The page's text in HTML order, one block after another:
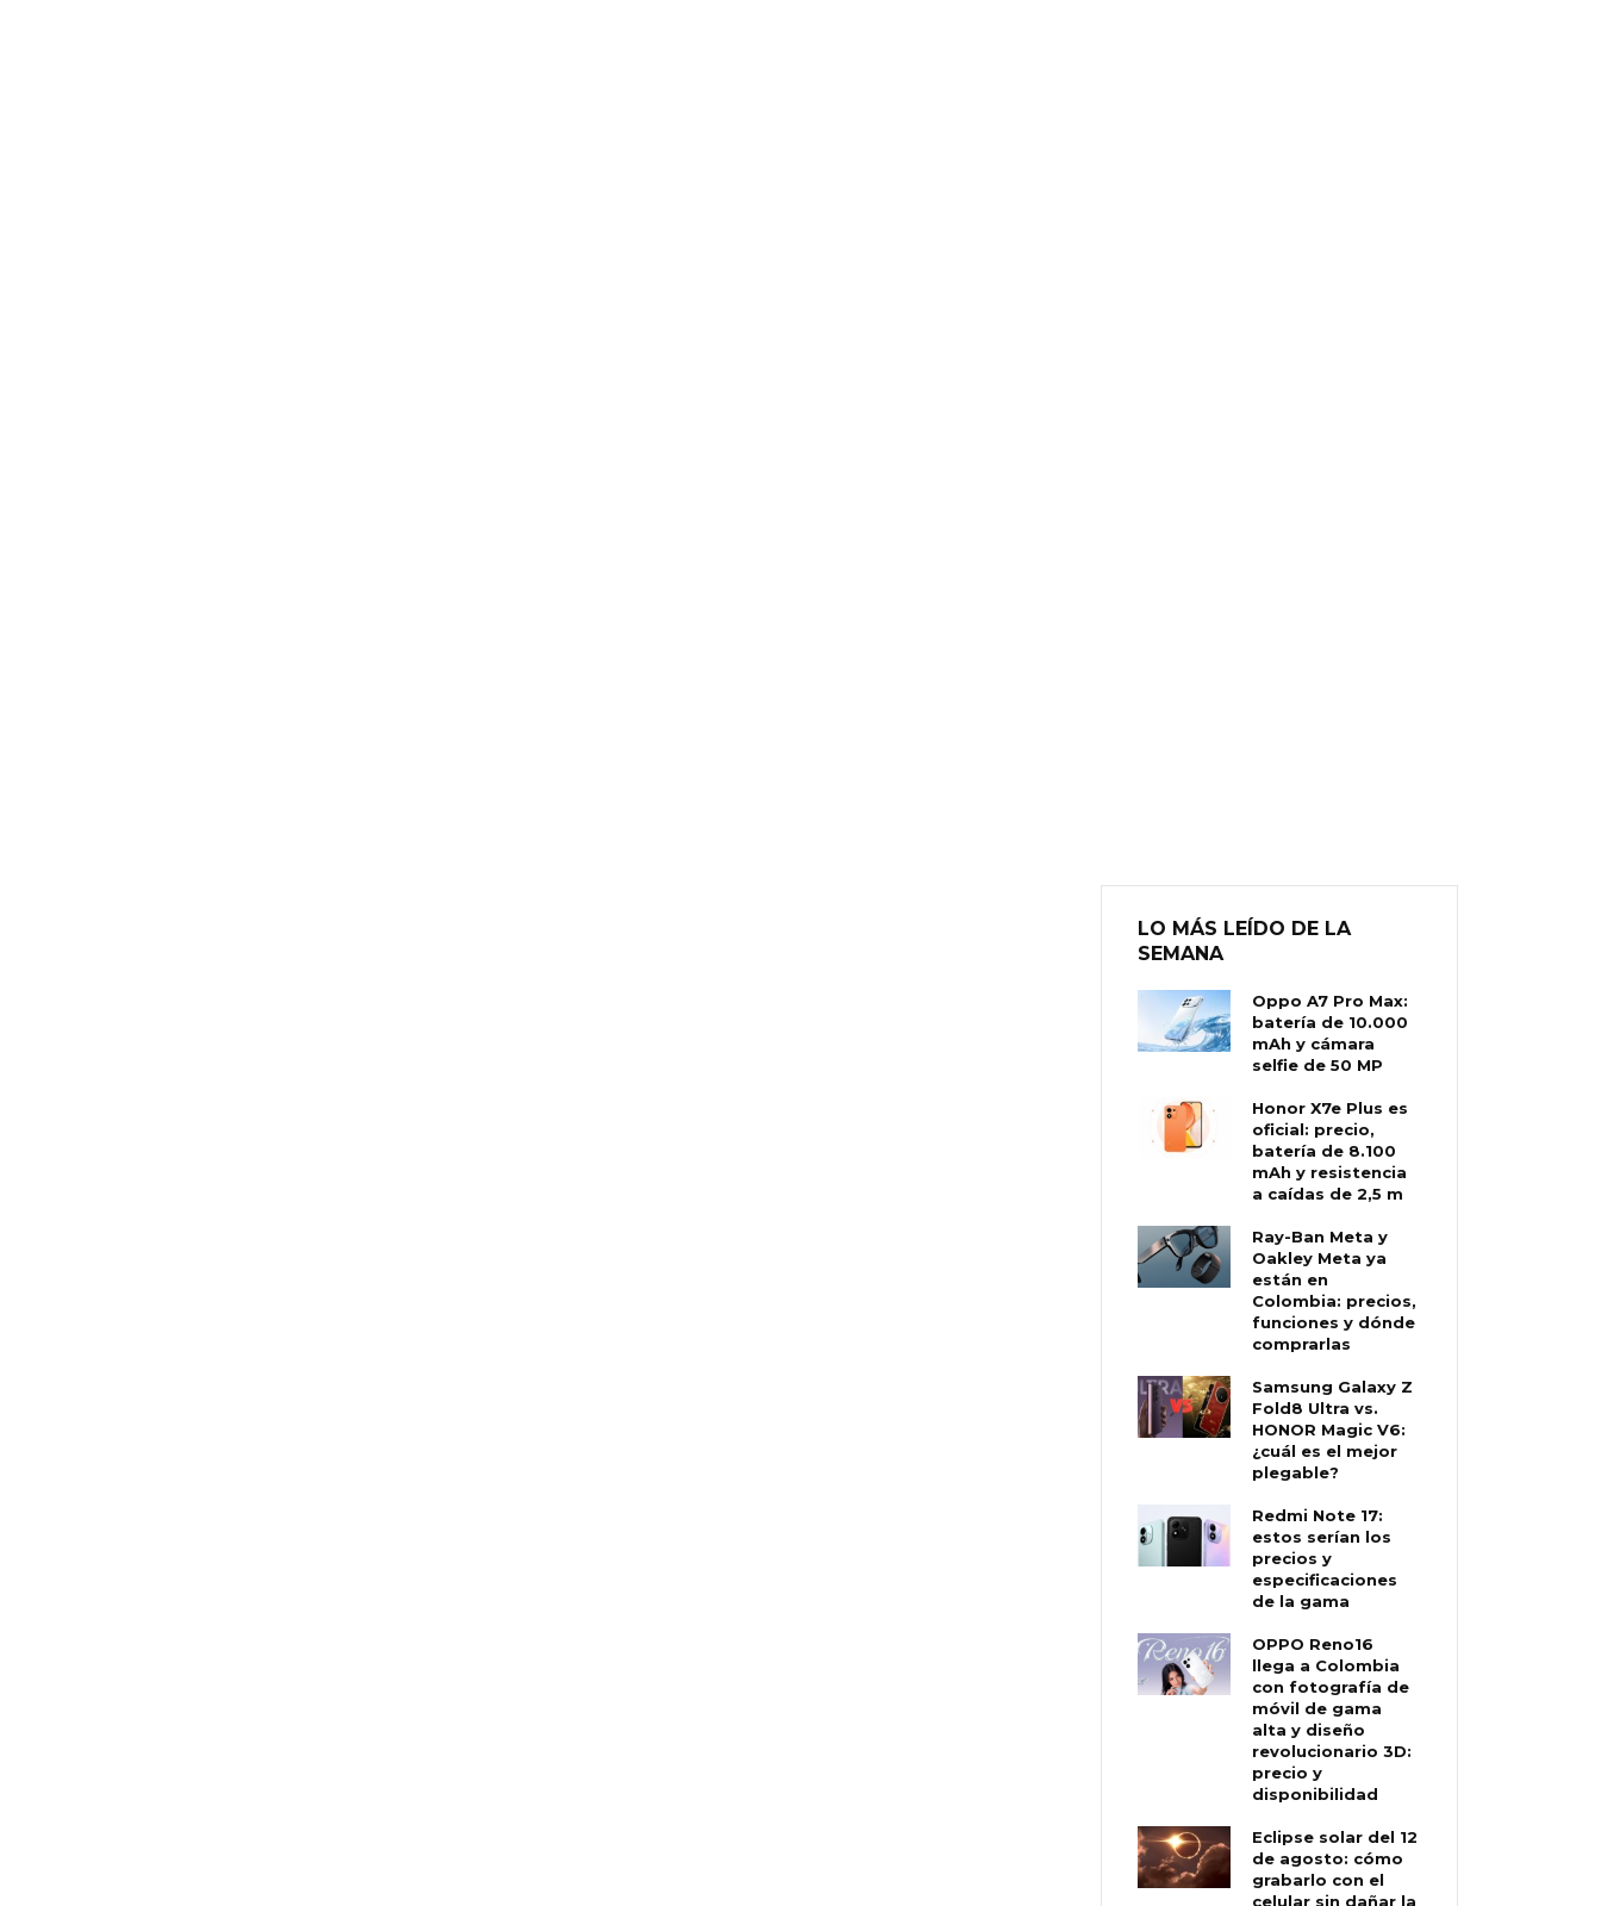
LO MÁS LEÍDO DE LA
SEMANA
Oppo A7 Pro Max:
batería de 10.000
mAh y cámara
selfie de 50 MP
Honor X7e Plus es
oficial: precio,
batería de 8.100
mAh y resistencia
a caídas de 2,5 m
Ray-Ban Meta y
Oakley Meta ya
están en
Colombia: precios,
funciones y dónde
comprarlas
Samsung Galaxy Z
Fold8 Ultra vs.
HONOR Magic V6:
¿cuál es el mejor
plegable?
Redmi Note 17:
estos serían los
precios y
especificaciones
de la gama
OPPO Reno16
llega a Colombia
con fotografía de
móvil de gama
alta y diseño
revolucionario 3D:
precio y
disponibilidad
Eclipse solar del 12
de agosto: cómo
grabarlo con el
celular sin dañar la